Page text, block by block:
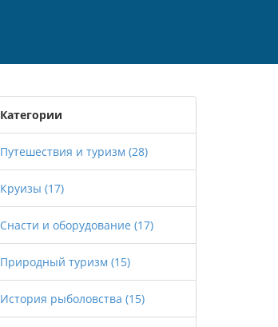
Категории
Путешествия и туризм (28)
Круизы (17)
Снасти и оборудование (17)
Природный туризм (15)
История рыболовства (15)